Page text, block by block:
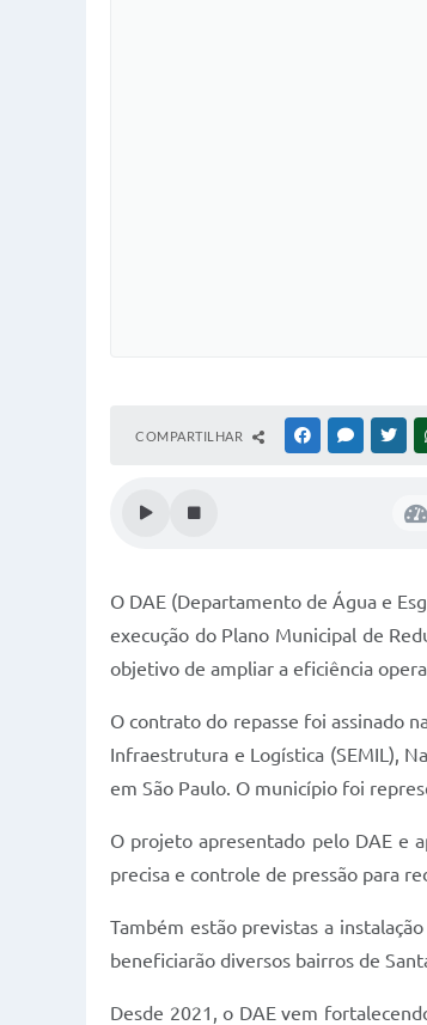
COMPARTILHAR FACEBOOK
O DAE (Departamento de Água e
execução do Plano Municipal de
objetivo de ampliar a eficiência
O contrato do repasse foi assinado
Infraestrutura e Logística (SEMIL),
em São Paulo. O município foi
O projeto apresentado pelo DAE e
precisa e controle de pressão para
Também estão previstas a
beneficiarão diversos bairros de
Desde 2021, o DAE vem